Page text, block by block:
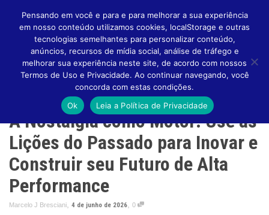
A Nostalgia como Motor: Use as
Lições do Passado para Inovar e
Construir seu Futuro de Alta
Performance
Marcelo J Bresciani 4 de junho de 2026 0
Pensando em você e para e para melhorar a sua experiência
em nosso conteúdo utilizamos cookies, localStorage e outras
tecnologias semelhantes para personalizar conteúdo,
anúncios, recursos de mídia social, análise de tráfego e
melhorar sua experiência neste site, de acordo com nossos
Termos de Uso e Privacidade. Ao continuar navegando, você
concorda com estas condições.
Ok
Leia a Política de Privacidade